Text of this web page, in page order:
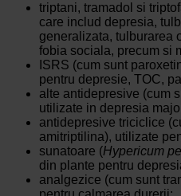
triptani, tramadol si
care includ depresia,
generalizata, tulburarea
fobia sociala, precum si
ISRS (cum sunt
pentru depresie, TOC,
alte antidepresive (cum
utilizate in depresia
antidepresive triciclice
amitriptilina), utilizate
sunatoare (Hypericum
din plante pentru
analgezice (cum sunt